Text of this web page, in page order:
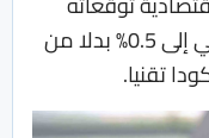
لنمو اقتصاد ألمانيا خلال العام الحالي إلى 0.5% بدلا من